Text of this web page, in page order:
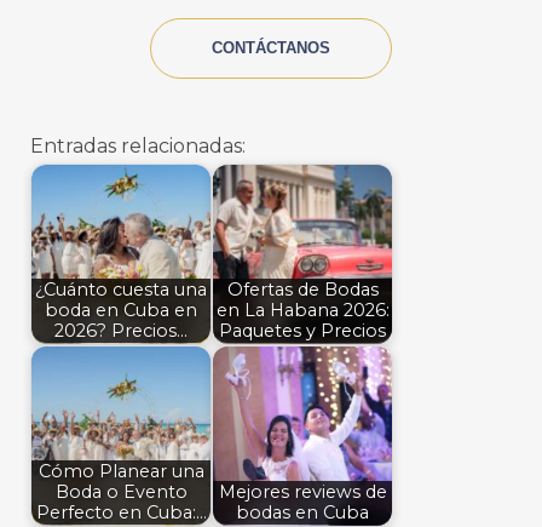
CONTÁCTANOS
Entradas relacionadas:
¿Cuánto cuesta una
boda en Cuba en
2026? Precios…
Ofertas de Bodas
en La Habana 2026:
Paquetes y Precios
Cómo Planear una
Boda o Evento
Perfecto en Cuba:…
Mejores reviews de
bodas en Cuba